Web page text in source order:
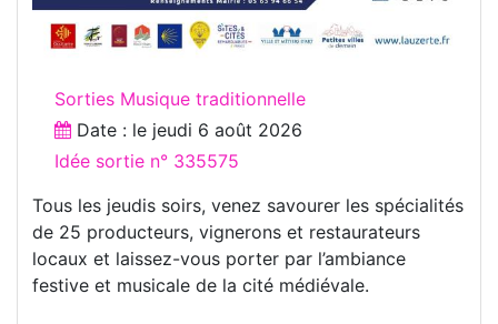
Sorties Musique traditionnelle
Date : le jeudi 6 août 2026
Idée sortie n° 335575
Tous les jeudis soirs, venez savourer les spécialités
de 25 producteurs, vignerons et restaurateurs
locaux et laissez-vous porter par l’ambiance
festive et musicale de la cité médiévale.